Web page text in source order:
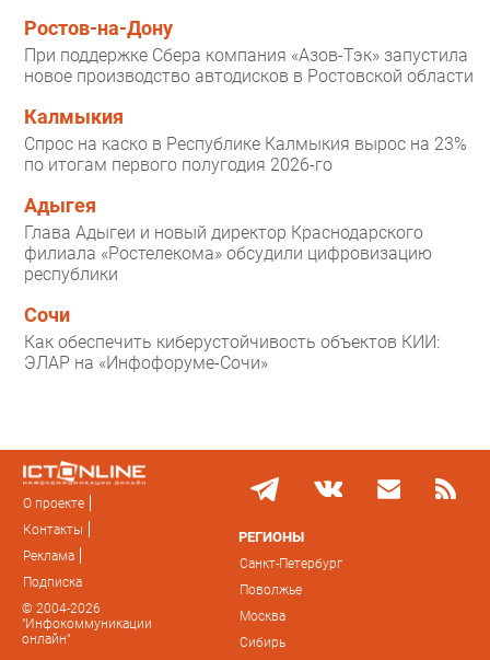
Ростов-на-Дону
При поддержке Сбера компания «Азов-Тэк» запустила
новое производство автодисков в Ростовской области
Калмыкия
Спрос на каско в Республике Калмыкия вырос на 23%
по итогам первого полугодия 2026-го
Адыгея
Глава Адыгеи и новый директор Краснодарского
филиала «Ростелекома» обсудили цифровизацию
республики
Сочи
Как обеспечить киберустойчивость объектов КИИ:
ЭЛАР на «Инфофоруме-Сочи»
О проекте
Контакты
Реклама
Подписка
© 2004-2026
"Инфокоммуникации
онлайн"
РЕГИОНЫ
Санкт-Петербург
Поволжье
Москва
Сибирь